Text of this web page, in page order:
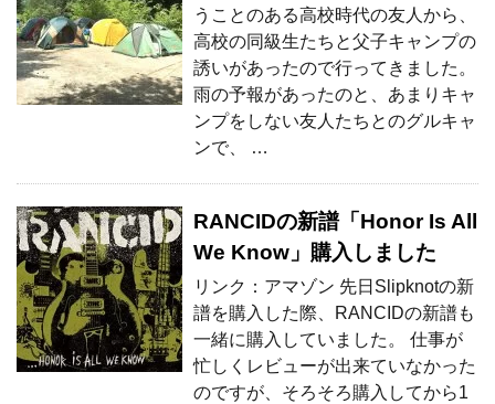
うことのある高校時代の友人から、
高校の同級生たちと父子キャンプの
誘いがあったので行ってきました。
雨の予報があったのと、あまりキャ
ンプをしない友人たちとのグルキャ
ンで、 …
RANCIDの新譜「Honor Is All
We Know」購入しました
リンク：アマゾン 先日Slipknotの新
譜を購入した際、RANCIDの新譜も
一緒に購入していました。 仕事が
忙しくレビューが出来ていなかった
のですが、そろそろ購入してから1